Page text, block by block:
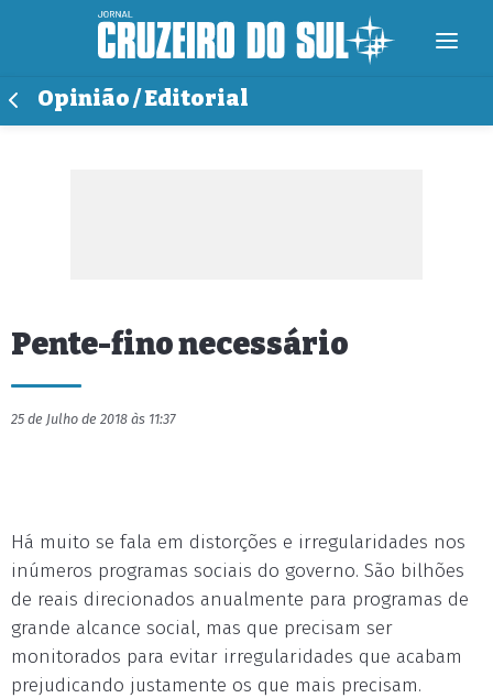
Opinião / Editorial
Pente-fino necessário
25 de Julho de 2018 às 11:37
Há muito se fala em distorções e irregularidades nos
inúmeros programas sociais do governo. São bilhões
de reais direcionados anualmente para programas de
grande alcance social, mas que precisam ser
monitorados para evitar irregularidades que acabam
prejudicando justamente os que mais precisam.